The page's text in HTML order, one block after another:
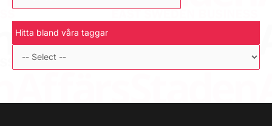
Hitta bland våra taggar